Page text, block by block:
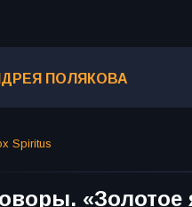
ПОЛЯКОВА
Spiritus
«Золотое